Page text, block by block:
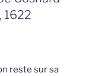
1622
reste sur sa